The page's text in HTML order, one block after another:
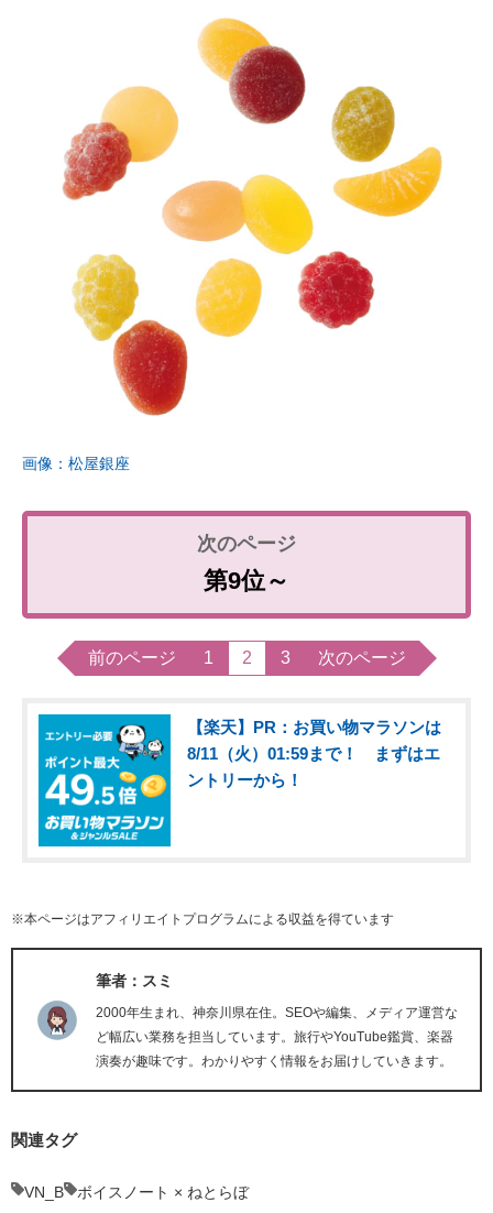
画像：松屋銀座
第9位～
前のページ 1 2 3 次のページ
【楽天】PR：お買い物マラソンは
8/11（火）01:59まで！ まずはエ
ントリーから！
※本ページはアフィリエイトプログラムによる収益を得ています
筆者：スミ
2000年生まれ、神奈川県在住。SEOや編集、メディア運営な
ど幅広い業務を担当しています。旅行やYouTube鑑賞、楽器
演奏が趣味です。わかりやすく情報をお届けしていきます。
関連タグ
VN_B ボイスノート × ねとらぼ